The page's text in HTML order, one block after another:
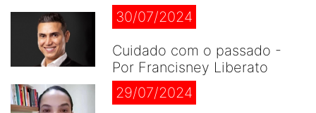
30/07/2024
Cuidado com o passado -
Por Francisney Liberato
29/07/2024